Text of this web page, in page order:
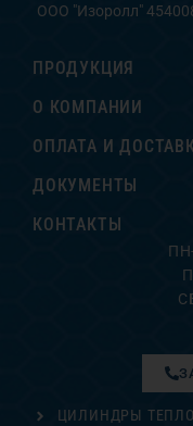
ООО "Изоролл"
ПРОДУКЦИЯ
О КОМПАНИИ
ОПЛАТА И
ДОКУМЕНТЫ
КОНТАКТЫ
ЦИЛИНДРЫ